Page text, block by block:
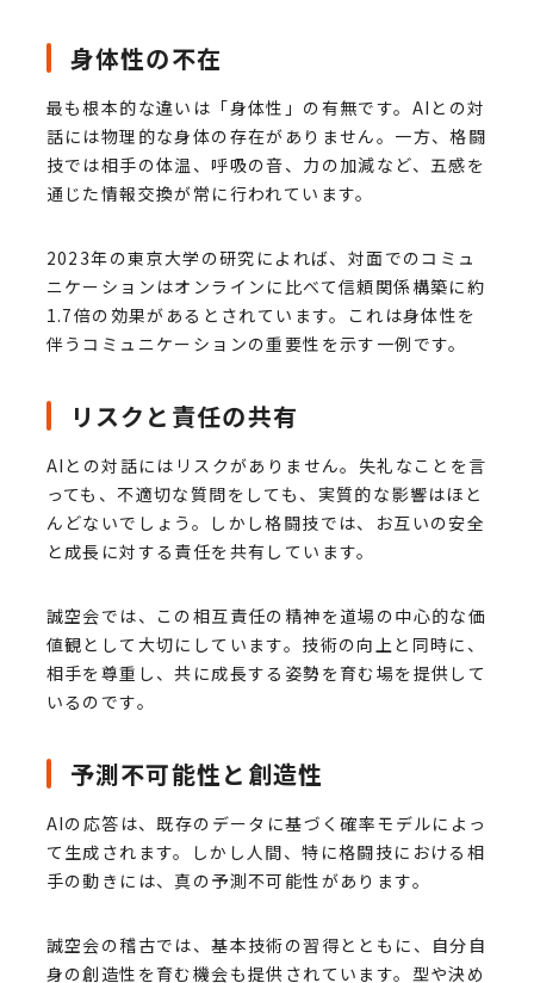
身体性の不在
最も根本的な違いは「身体性」の有無です。AIとの対
話には物理的な身体の存在がありません。一方、格闘
技では相手の体温、呼吸の音、力の加減など、五感を
通じた情報交換が常に行われています。
2023年の東京大学の研究によれば、対面でのコミュ
ニケーションはオンラインに比べて信頼関係構築に約
1.7倍の効果があるとされています。これは身体性を
伴うコミュニケーションの重要性を示す一例です。
リスクと責任の共有
AIとの対話にはリスクがありません。失礼なことを言
っても、不適切な質問をしても、実質的な影響はほと
んどないでしょう。しかし格闘技では、お互いの安全
と成長に対する責任を共有しています。
誠空会では、この相互責任の精神を道場の中心的な価
値観として大切にしています。技術の向上と同時に、
相手を尊重し、共に成長する姿勢を育む場を提供して
いるのです。
予測不可能性と創造性
AIの応答は、既存のデータに基づく確率モデルによっ
て生成されます。しかし人間、特に格闘技における相
手の動きには、真の予測不可能性があります。
誠空会の稽古では、基本技術の習得とともに、自分自
身の創造性を育む機会も提供されています。型や決め